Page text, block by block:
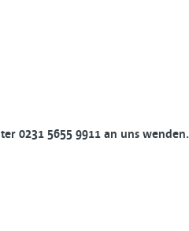
0231 5655 9911 an uns wenden.